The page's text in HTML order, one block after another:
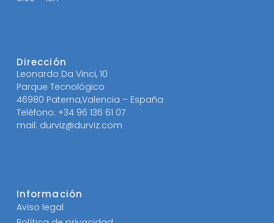
Dirección
Leonardo Da Vinci, 10
Parque Tecnológico
46980 Paterna,Valencia – España
Teléfono: +34 96 136 61 07
mail: durviz@durviz.com
Información
Aviso legal